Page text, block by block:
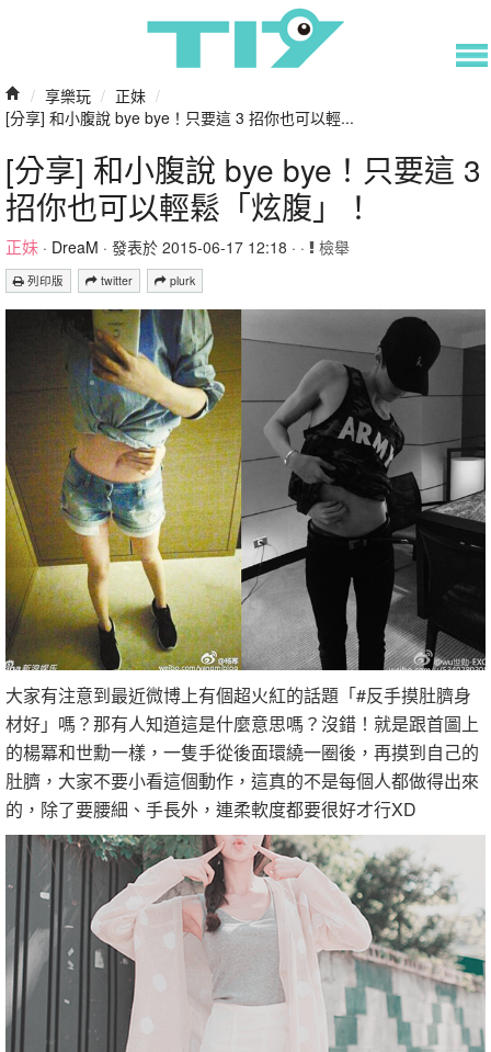
/ 享樂玩 / 正妹 /
[分享] 和小腹說 bye bye！只要這 3 招你也可以輕...
[分享] 和小腹說 bye bye！只要這 3
招你也可以輕鬆「炫腹」！
正妹 · DreaM · 發表於 2015-06-17 12:18 · · 檢舉
列印版 twitter plurk
大家有注意到最近微博上有個超火紅的話題「#反手摸肚臍身
材好」嗎？那有人知道這是什麼意思嗎？沒錯！就是跟首圖上
的楊冪和世勳一樣，一隻手從後面環繞一圈後，再摸到自己的
肚臍，大家不要小看這個動作，這真的不是每個人都做得出來
的，除了要腰細、手長外，連柔軟度都要很好才行XD